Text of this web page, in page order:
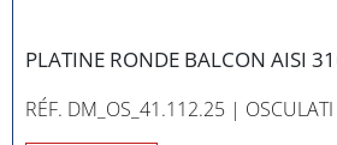
PLATINE RONDE BALCON AISI
RÉF. DM_OS_41.112.25 | OSCULATI